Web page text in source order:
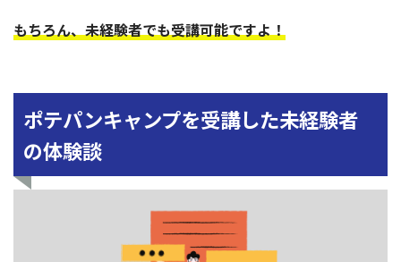
もちろん、未経験者でも受講可能ですよ！
ポテパンキャンプを受講した未経験者
の体験談